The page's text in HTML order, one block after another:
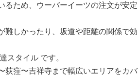
るため、ウーバーイーツの注文が安定
難しかったり、坂道や距離の関係で効
スタイル です。
荻窪〜吉祥寺まで幅広いエリアをカバ